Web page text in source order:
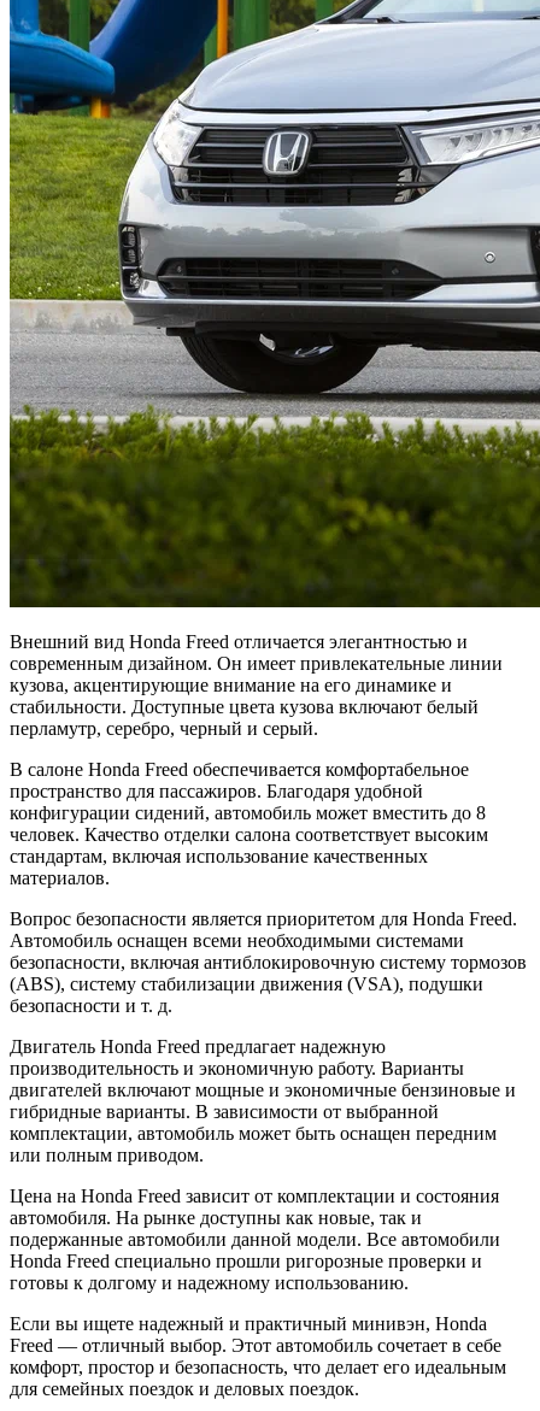
Внешний вид Honda Freed отличается элегантностью и
современным дизайном. Он имеет привлекательные линии
кузова, акцентирующие внимание на его динамике и
стабильности. Доступные цвета кузова включают белый
перламутр, серебро, черный и серый.
В салоне Honda Freed обеспечивается комфортабельное
пространство для пассажиров. Благодаря удобной
конфигурации сидений, автомобиль может вместить до 8
человек. Качество отделки салона соответствует высоким
стандартам, включая использование качественных
материалов.
Вопрос безопасности является приоритетом для Honda Freed.
Автомобиль оснащен всеми необходимыми системами
безопасности, включая антиблокировочную систему тормозов
(ABS), систему стабилизации движения (VSA), подушки
безопасности и т. д.
Двигатель Honda Freed предлагает надежную
производительность и экономичную работу. Варианты
двигателей включают мощные и экономичные бензиновые и
гибридные варианты. В зависимости от выбранной
комплектации, автомобиль может быть оснащен передним
или полным приводом.
Цена на Honda Freed зависит от комплектации и состояния
автомобиля. На рынке доступны как новые, так и
подержанные автомобили данной модели. Все автомобили
Honda Freed специально прошли ригорозные проверки и
готовы к долгому и надежному использованию.
Если вы ищете надежный и практичный минивэн, Honda
Freed — отличный выбор. Этот автомобиль сочетает в себе
комфорт, простор и безопасность, что делает его идеальным
для семейных поездок и деловых поездок.